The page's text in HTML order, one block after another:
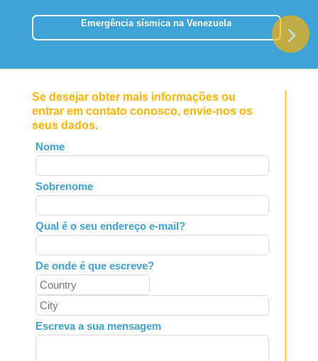
Emergência sísmica na Venezuela
Se desejar obter mais informações ou
entrar em contato conosco, envie-nos os
seus dados.
Leave
this
field
blank
Nome
Sobrenome
Qual é o seu endereço e-mail?
De onde é que escreve?
Escreva a sua mensagem